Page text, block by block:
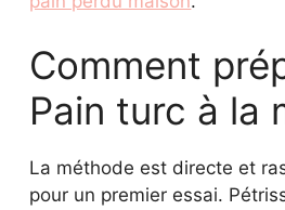
Comment
Pain turc à la
La méthode est directe et
pour un premier essai.